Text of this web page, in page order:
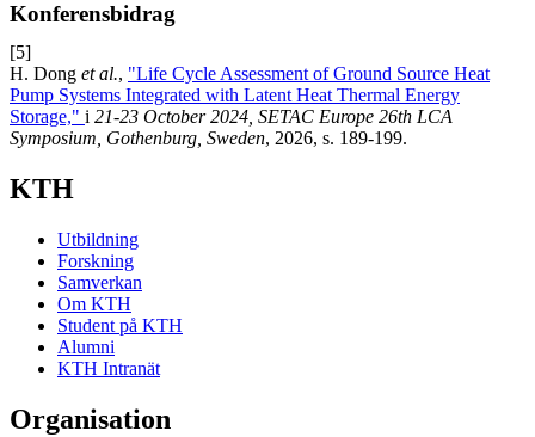
Konferensbidrag
[5]
H. Dong et al., "Life Cycle Assessment of Ground Source Heat
Pump Systems Integrated with Latent Heat Thermal Energy
Storage," i 21-23 October 2024, SETAC Europe 26th LCA
Symposium, Gothenburg, Sweden, 2026, s. 189-199.
KTH
Utbildning
Forskning
Samverkan
Om KTH
Student på KTH
Alumni
KTH Intranät
Organisation